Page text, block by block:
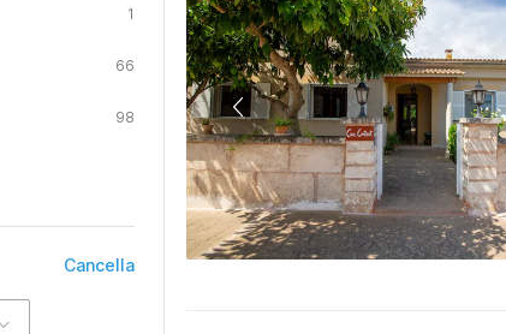
1
66
98
Cancella